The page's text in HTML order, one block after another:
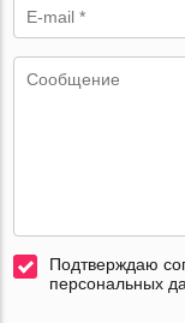
Подтверждаю
персональных